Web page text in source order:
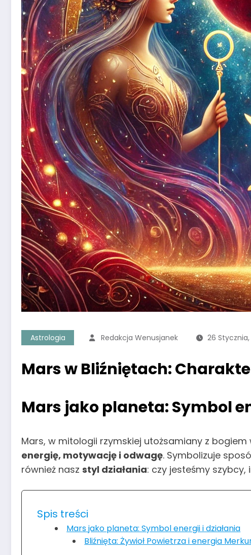
Astrologia Redakcja Wenusjanek 26 Stycznia,
Mars w Bliźniętach:
Mars jako planeta: Symbol
Mars, w mitologii rzymskiej utożsamiany z
energię, motywację i odwagę. Symbolizuje
również nasz styl działania: czy jesteśmy
Spis treści
Mars jako planeta: Symbol energii i działania
Bliźnięta: Żywioł Powietrza i energia